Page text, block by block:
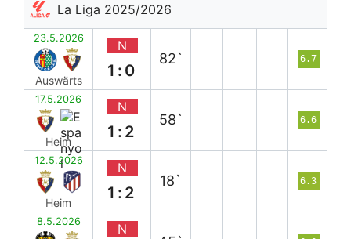
La Liga 2025/2026
23.5.2026
Auswärts
N
1:0
82` 6.7
17.5.2026
Heim
N
1:2
58` 6.6
12.5.2026
Heim
N
1:2
18` 6.3
8.5.2026 N